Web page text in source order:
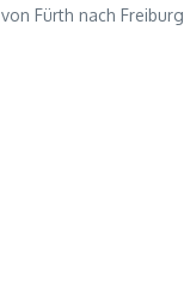
Fürth nach